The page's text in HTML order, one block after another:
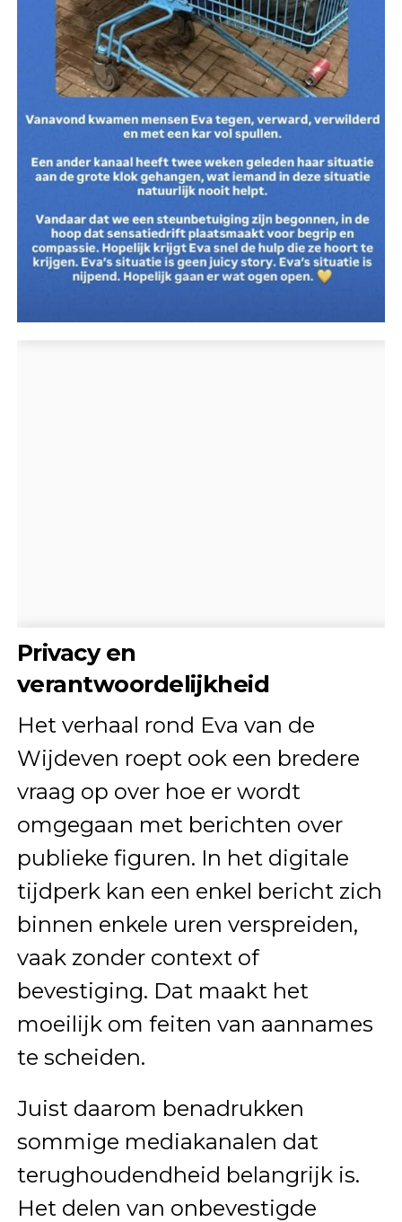
Privacy en
verantwoordelijkheid
Het verhaal rond Eva van de
Wijdeven roept ook een bredere
vraag op over hoe er wordt
omgegaan met berichten over
publieke figuren. In het digitale
tijdperk kan een enkel bericht zich
binnen enkele uren verspreiden,
vaak zonder context of
bevestiging. Dat maakt het
moeilijk om feiten van aannames
te scheiden.
Juist daarom benadrukken
sommige mediakanalen dat
terughoudendheid belangrijk is.
Het delen van onbevestigde